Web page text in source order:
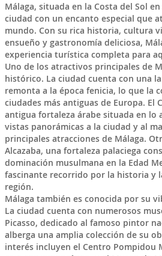
Málaga, situada en la Costa del Sol
ciudad con un encanto especial que
mundo. Con su rica historia, cultura
ensueño y gastronomía deliciosa,
experiencia turística completa para
Uno de los atractivos principales de
histórico. La ciudad cuenta con una
remonta a la época fenicia, lo que la
ciudades más antiguas de Europa. El
antigua fortaleza árabe situada en lo
vistas panorámicas a la ciudad y al
principales atracciones de Málaga.
Alcazaba, una fortaleza palaciega
dominación musulmana en la Edad
fascinante recorrido por la historia y
región.
Málaga también es conocida por su
La ciudad cuenta con numerosos
Picasso, dedicado al famoso pintor
alberga una amplia colección de su
interés incluyen el Centro Pompidou